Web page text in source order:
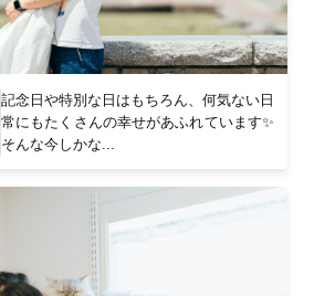
記念日や特別な日はもちろん、何気ない日
常にもたくさんの幸せがあふれています✨
そんな今しかな...